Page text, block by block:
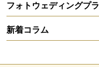
シエロ・イ・マーレ
Marine bijou（マリンビ
フォトウェディングプ
新着コラム
相場から賢